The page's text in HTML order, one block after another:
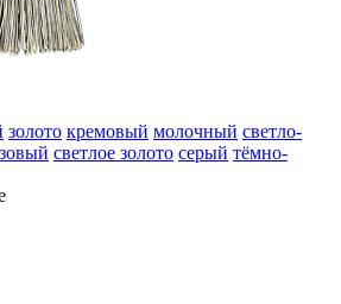
золото кремовый молочный светло-
светлое золото серый тёмно-